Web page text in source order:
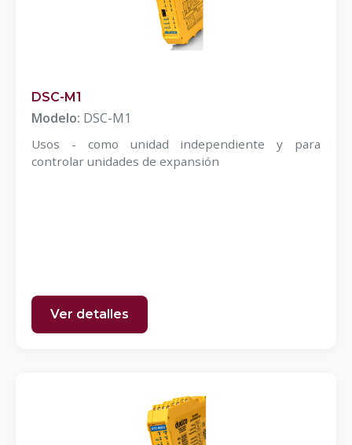
DSC-M1
Modelo: DSC-M1
Usos - como unidad independiente y para
controlar unidades de expansión
Ver detalles